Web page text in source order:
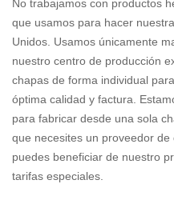
No trabajamos con productos
que usamos para hacer
Unidos. Usamos únicamente
nuestro centro de producción
chapas de forma individual
óptima calidad y factura.
para fabricar desde una sola
que necesites un proveedor
puedes beneficiar de nuestro
tarifas especiales.